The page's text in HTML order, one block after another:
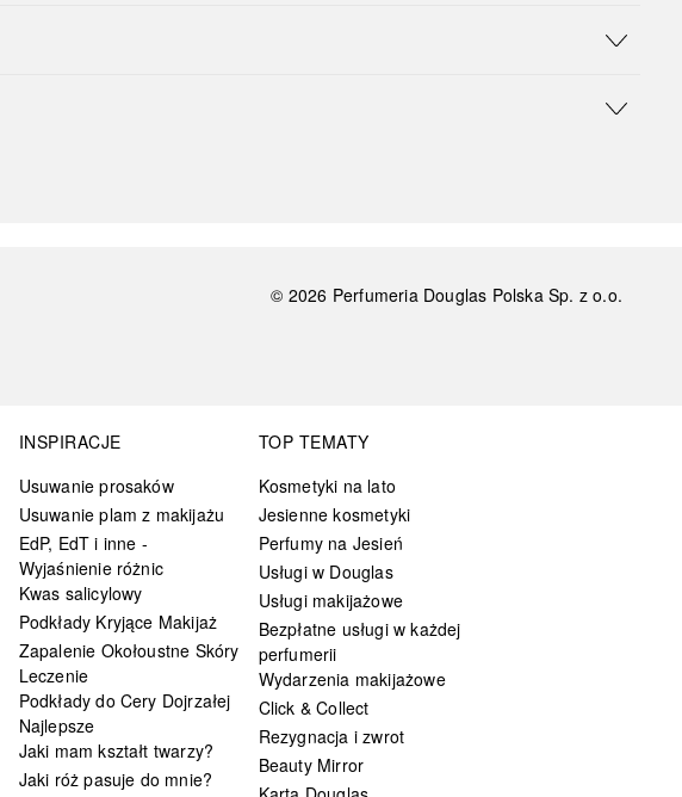
© 2026 Perfumeria Douglas Polska Sp. z o.o.
INSPIRACJE
Usuwanie prosaków
Usuwanie plam z makijażu
EdP, EdT i inne -
Wyjaśnienie różnic
Kwas salicylowy
Podkłady Kryjące Makijaż
Zapalenie Okołoustne Skóry
Leczenie
Podkłady do Cery Dojrzałej
Najlepsze
Jaki mam kształt twarzy?
Jaki róż pasuje do mnie?
TOP TEMATY
Kosmetyki na lato
Jesienne kosmetyki
Perfumy na Jesień
Usługi w Douglas
Usługi makijażowe
Bezpłatne usługi w każdej
perfumerii
Wydarzenia makijażowe
Click & Collect
Rezygnacja i zwrot
Beauty Mirror